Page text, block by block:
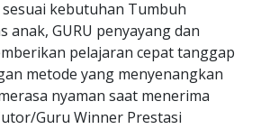
kebutuhan Tumbuh
anak, GURU penyayang dan
pelajaran cepat tanggap
metode yang menyenangkan
nyaman saat menerima
Guru Winner Prestasi